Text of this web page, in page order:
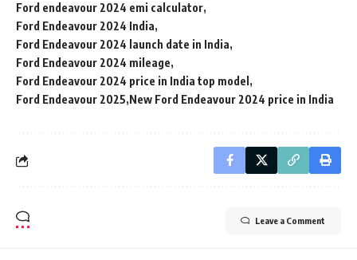
Ford endeavour 2024 emi calculator
Ford Endeavour 2024 India
Ford Endeavour 2024 launch date in India
Ford Endeavour 2024 mileage
Ford Endeavour 2024 price in India top model
Ford Endeavour 2025 New Ford Endeavour 2024 price in India
Leave a Comment